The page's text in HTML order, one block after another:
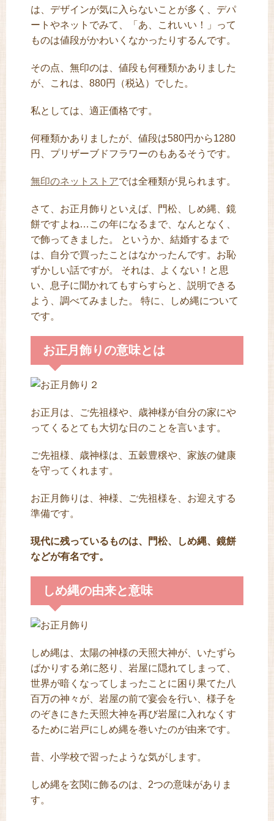
は、デザインが気に入らないことが多く、デパ
ートやネットでみて、「あ、これいい！」って
ものは値段がかわいくなかったりするんです。
その点、無印のは、値段も何種類かありました
が、これは、880円（税込）でした。
私としては、適正価格です。
何種類かありましたが、値段は580円から1280
円、プリザーブドフラワーのもあるそうです。
無印のネットストアでは全種類が見られます。
さて、お正月飾りといえば、門松、しめ縄、鏡
餅ですよね…この年になるまで、なんとなく、
で飾ってきました。 というか、結婚するまで
は、自分で買ったことはなかったんです。お恥
ずかしい話ですが。 それは、よくない！と思
い、息子に聞かれてもすらすらと、説明できる
よう、調べてみました。 特に、しめ縄について
です。
お正月飾りの意味とは
お正月は、ご先祖様や、歳神様が自分の家にや
ってくるとても大切な日のことを言います。
ご先祖様、歳神様は、五穀豊穣や、家族の健康
を守ってくれます。
お正月飾りは、神様、ご先祖様を、お迎えする
準備です。
現代に残っているものは、門松、しめ縄、鏡餅
などが有名です。
しめ縄の由来と意味
しめ縄は、太陽の神様の天照大神が、いたずら
ばかりする弟に怒り、岩屋に隠れてしまって、
世界が暗くなってしまったことに困り果てた八
百万の神々が、岩屋の前で宴会を行い、様子を
のぞきにきた天照大神を再び岩屋に入れなくす
るために岩戸にしめ縄を巻いたのが由来です。
昔、小学校で習ったような気がします。
しめ縄を玄関に飾るのは、2つの意味がありま
す。